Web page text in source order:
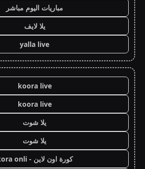
مباريات اليوم مباشر
يلا لايف
yalla live
koora live
koora live
يلا شوت
يلا شوت
كورة اون لاين - kora onli